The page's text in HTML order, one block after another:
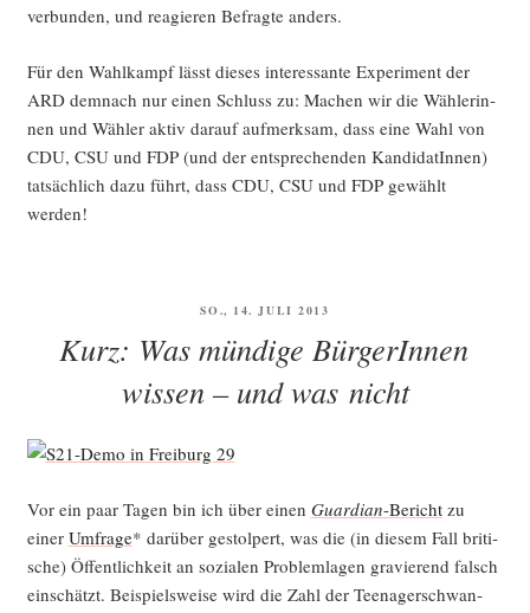
ver­bun­den, und reagie­ren Befrag­te anders.
Für den Wahl­kampf lässt die­ses inter­es­san­te Expe­ri­ment der
ARD dem­nach nur einen Schluss zu: Machen wir die Wäh­le­rin­
nen und Wäh­ler aktiv dar­auf auf­merk­sam, dass eine Wahl von
CDU, CSU und FDP (und der ent­spre­chen­den Kan­di­da­tIn­nen)
tat­säch­lich dazu führt, dass CDU, CSU und FDP gewählt
werden!
VERÖFFENTLICHT
SO., 14. JULI 2013
Kurz: Was mündige BürgerInnen
wissen – und was nicht
Vor ein paar Tagen bin ich über einen Guar­di­an-Berichtzu
einer Umfra­ge* dar­über gestol­pert, was die (in die­sem Fall bri­ti­
sche) Öffent­lich­keit an sozia­len Pro­blem­la­gen gra­vie­rend falsch
ein­schätzt. Bei­spiels­wei­se wird die Zahl der Teen­ager­schwan­